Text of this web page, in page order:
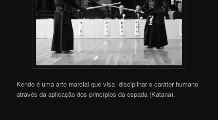
Kendo é uma arte marcial que visa disciplinar o caráter humano
através da aplicação dos princípios da espada (Katana).